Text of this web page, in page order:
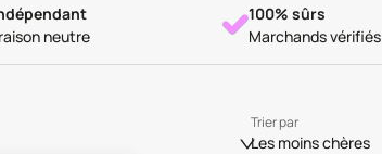
neutre
100% sûrs
Marchands vérifiés
Trier par
Les moins chères